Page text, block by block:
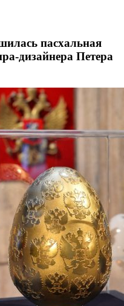
пасхальная
дизайнера Петера